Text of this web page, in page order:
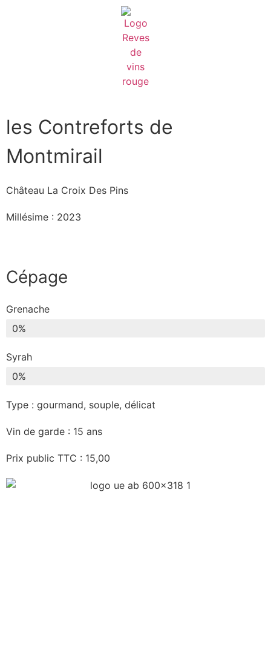
les Contreforts de
Montmirail
Château La Croix Des Pins
Millésime : 2023
Cépage
Grenache
0%
Syrah
0%
Type : gourmand, souple, délicat
Vin de garde : 15 ans
Prix public TTC : 15,00